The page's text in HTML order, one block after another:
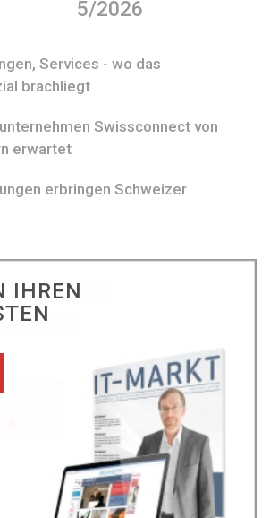
5/2026
Services - wo das
brachliegt
Swissconnect von
erwartet
erbringen Schweizer
IHREN